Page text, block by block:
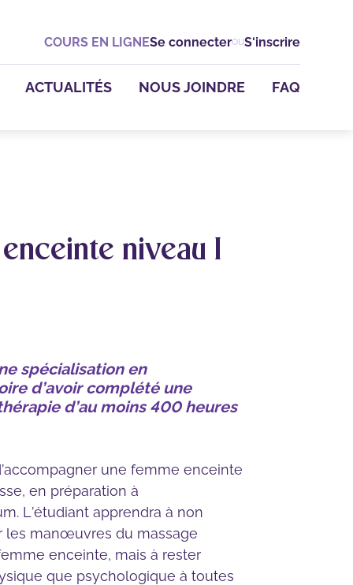
COURS EN LIGNESe connecterouS'inscrire
ACTUALITÉS NOUS JOINDRE FAQ
–
–
niveau I
spécialisation en
d’avoir complété une
d’au moins 400 heures
une femme enceinte
en préparation à
L’étudiant apprendra à non
les manœuvres du massage
enceinte, mais à rester
que psychologique à toutes